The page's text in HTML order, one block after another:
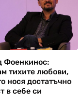
Фоенкинос:
тихите любови,
нося достатъчно
в себе си